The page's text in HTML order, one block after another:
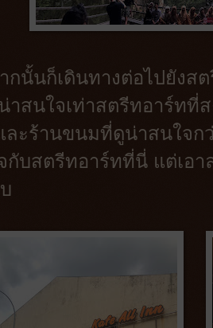
กนั้นก็เดินทางต่อไปยังส
าสนใจเท่าสตรีทอาร์ทที่
ละร้านขนมที่ดูน่าสนใจก
กับสตรีทอาร์ทที่นี่ แต่เอา